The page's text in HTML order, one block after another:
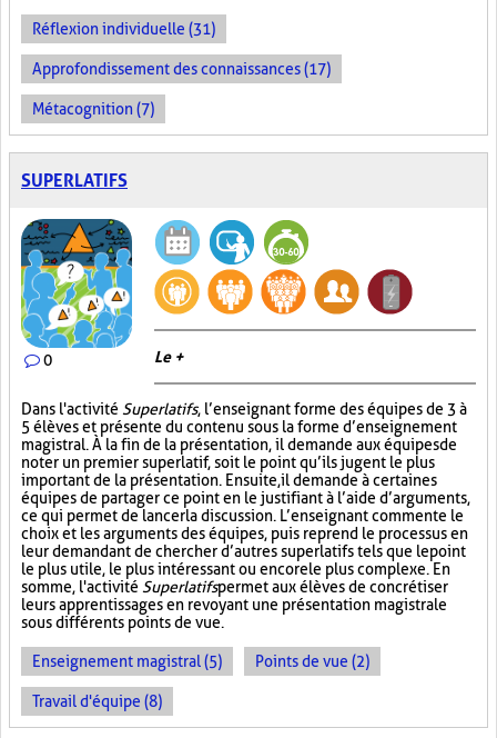
Réflexion individuelle (31)
Approfondissement des connaissances (17)
Métacognition (7)
SUPERLATIFS
0 Le +
Dans l'activité Superlatifs, l’enseignant forme des équipes de 3 à
5 élèves et présente du contenu sous la forme d’enseignement
magistral. À la fin de la présentation, il demande aux équipes de
noter un premier superlatif, soit le point qu’ils jugent le plus
important de la présentation. Ensuite, il demande à certaines
équipes de partager ce point en le justifiant à l’aide d’arguments,
ce qui permet de lancer la discussion. L’enseignant commente le
choix et les arguments des équipes, puis reprend le processus en
leur demandant de chercher d’autres superlatifs tels que le point
le plus utile, le plus intéressant ou encore le plus complexe. En
somme, l'activité Superlatifspermet aux élèves de concrétiser
leurs apprentissages en revoyant une présentation magistrale
sous différents points de vue.
Enseignement magistral (5) Points de vue (2)
Travail d'équipe (8)